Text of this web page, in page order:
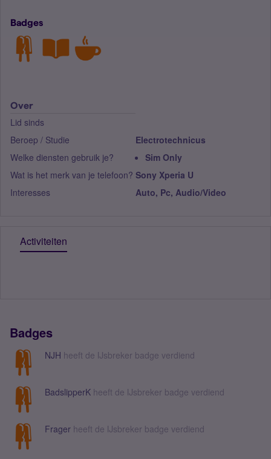
Badges
Over
Lid sinds
Beroep / Studie
Electrotechnicus
Welke diensten gebruik je?
Sim Only
Wat is het merk van je telefoon? Sony Xperia U
Interesses
Auto, Pc, Audio/Video
Activiteiten
Badges
NJH heeft de IJsbreker badge verdiend
BadslipperK heeft de IJsbreker badge verdiend
Frager heeft de IJsbreker badge verdiend